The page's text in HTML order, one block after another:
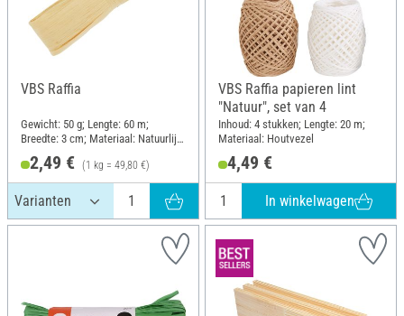
VBS Raffia
Gewicht: 50 g; Lengte: 60 m;
Breedte: 3 cm; Materiaal: Natuurlijk
materiaal
2,49 € (1 kg = 49,80 €)
VBS Raffia papieren lint
"Natuur", set van 4
Inhoud: 4 stukken; Lengte: 20 m;
Materiaal: Houtvezel
4,49 €
In winkelwagen